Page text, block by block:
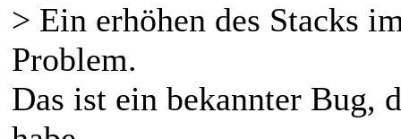
> Ein erhöhen des Stacks
Problem.
Das ist ein bekannter Bug,